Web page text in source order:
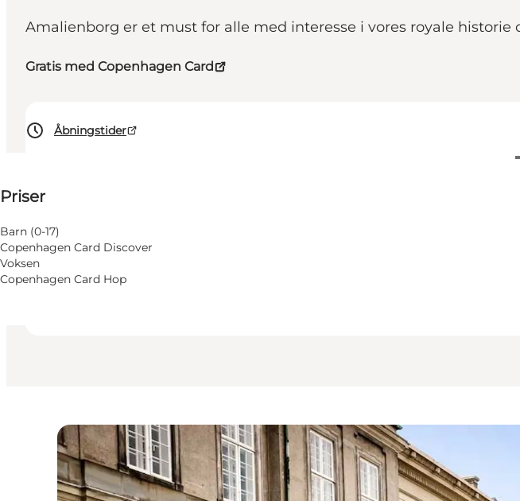
Amalienborg er et must for alle med interesse i vores royale
Gratis med Copenhagen Card
Åbningstider
Priser
Barn (0-17)
Copenhagen Card Discover
Voksen
Copenhagen Card Hop
⌘
Tilgængelighed